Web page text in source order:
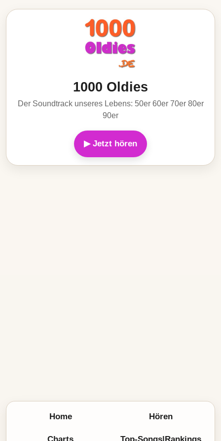
1000 Oldies
Der Soundtrack unseres Lebens: 50er 60er 70er 80er
90er
▶ Jetzt hören
Home Hören